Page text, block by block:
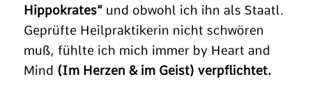
Hippokrates“und obwohl ich ihn als Staatl.
Geprüfte Heilpraktikerin nicht schwören
muß, fühlte ich mich immer by Heart and
Mind (Im Herzen & im Geist) verpflichtet.